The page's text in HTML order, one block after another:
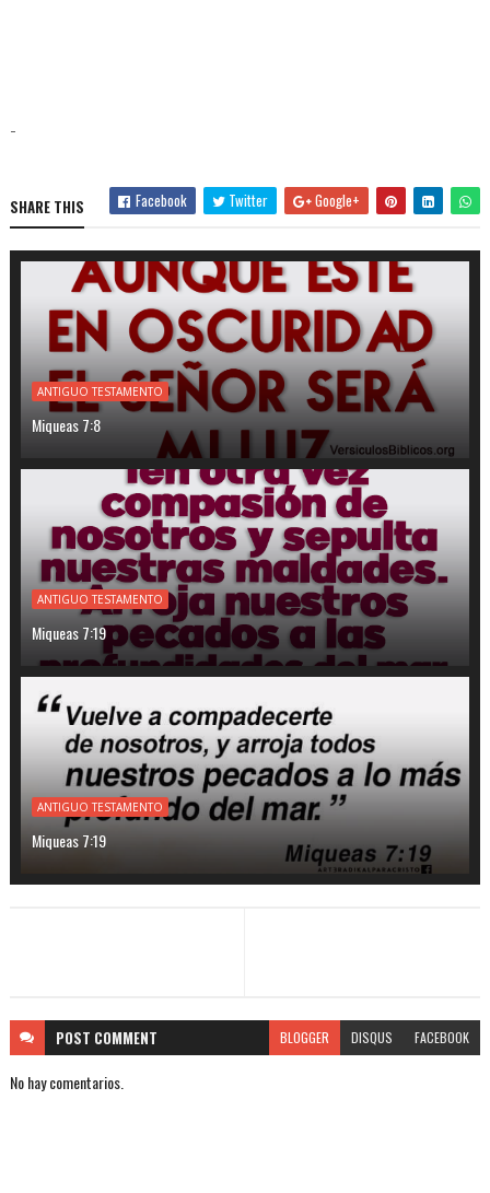
-
SHARE THIS Facebook Twitter Google+
ANTIGUO TESTAMENTO
Miqueas 7:8
ANTIGUO TESTAMENTO
Miqueas 7:19
ANTIGUO TESTAMENTO
Miqueas 7:19
POST COMMENT BLOGGER DISQUS FACEBOOK
No hay comentarios.